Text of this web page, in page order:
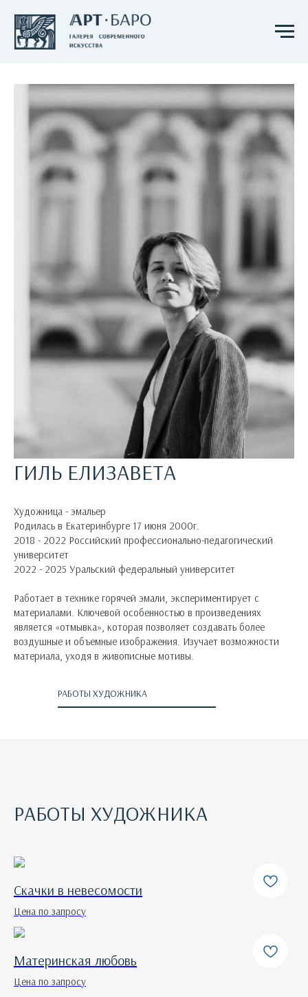
ГИЛЬ ЕЛИЗАВЕТА
Художница - эмальер
Родилась в Екатеринбурге 17 июня 2000г.
2018 - 2022 Российский профессионально-педагогический
университет
2022 - 2025 Уральский федеральный университет
Работает в технике горячей эмали, экспериментирует с
материалами. Ключевой особенностью в произведениях
является «отмывка», которая позволяет создавать более
воздушные и объемные изображения. Изучает возможности
материала, уходя в живописные мотивы.
РАБОТЫ ХУДОЖНИКА
РАБОТЫ ХУДОЖНИКА
Скачки в невесомости
Цена по запросу
Материнская любовь
Цена по запросу